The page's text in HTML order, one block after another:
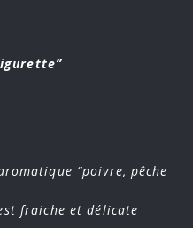
“poivre, pêche
fraiche et délicate